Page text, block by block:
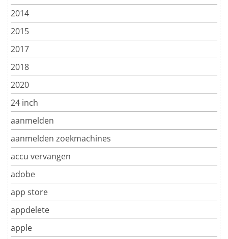
2014
2015
2017
2018
2020
24 inch
aanmelden
aanmelden zoekmachines
accu vervangen
adobe
app store
appdelete
apple